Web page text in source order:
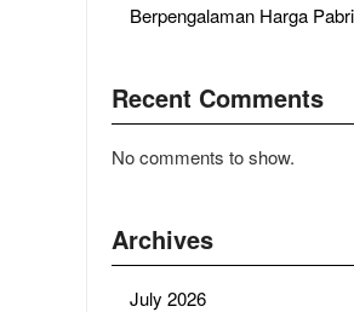
Berpengalaman Harga
Recent Comments
No comments to show.
Archives
July 2026